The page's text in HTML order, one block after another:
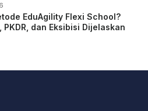
EduAgility Flexi School?
PKDR, dan Eksibisi Dijelaskan